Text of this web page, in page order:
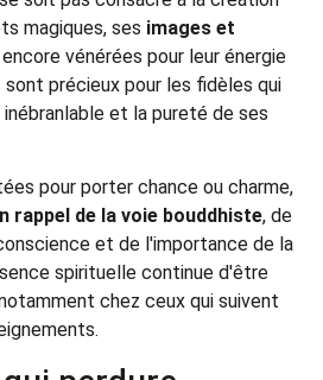
magiques, ses images et
vénérées pour leur énergie
précieux pour les fidèles qui
et la pureté de ses
pour porter chance ou charme,
rappel de la voie bouddhiste, de
et de l'importance de la
spirituelle continue d'être
chez ceux qui suivent